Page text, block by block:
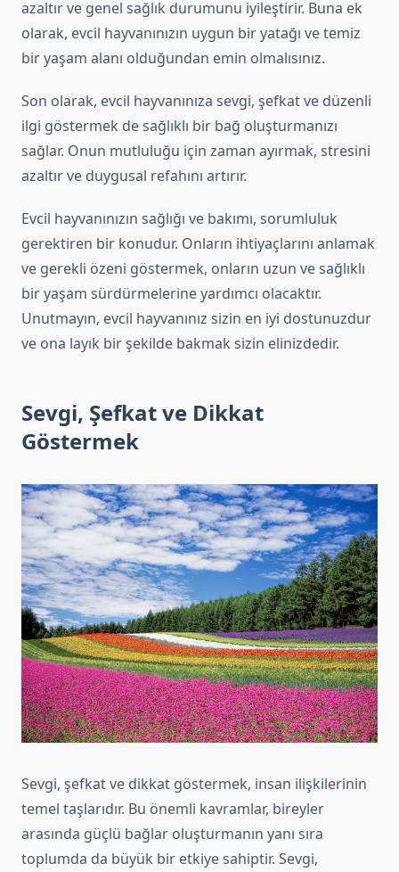
azaltır ve genel sağlık durumunu iyileştirir. Buna ek
olarak, evcil hayvanınızın uygun bir yatağı ve temiz
bir yaşam alanı olduğundan emin olmalısınız.
Son olarak, evcil hayvanınıza sevgi, şefkat ve düzenli
ilgi göstermek de sağlıklı bir bağ oluşturmanızı
sağlar. Onun mutluluğu için zaman ayırmak, stresini
azaltır ve duygusal refahını artırır.
Evcil hayvanınızın sağlığı ve bakımı, sorumluluk
gerektiren bir konudur. Onların ihtiyaçlarını anlamak
ve gerekli özeni göstermek, onların uzun ve sağlıklı
bir yaşam sürdürmelerine yardımcı olacaktır.
Unutmayın, evcil hayvanınız sizin en iyi dostunuzdur
ve ona layık bir şekilde bakmak sizin elinizdedir.
Sevgi, Şefkat ve Dikkat
Göstermek
Sevgi, şefkat ve dikkat göstermek, insan ilişkilerinin
temel taşlarıdır. Bu önemli kavramlar, bireyler
arasında güçlü bağlar oluşturmanın yanı sıra
toplumda da büyük bir etkiye sahiptir. Sevgi,